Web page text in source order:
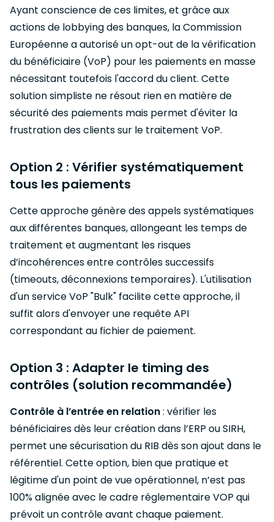
Ayant conscience de ces limites, et grâce aux
actions de lobbying des banques, la Commission
Européenne a autorisé un opt-out de la vérification
du bénéficiaire (VoP) pour les paiements en masse
nécessitant toutefois l'accord du client. Cette
solution simpliste ne résout rien en matière de
sécurité des paiements mais permet d'éviter la
frustration des clients sur le traitement VoP.
Option 2 : Vérifier systématiquement
tous les paiements
Cette approche génère des appels systématiques
aux différentes banques, allongeant les temps de
traitement et augmentant les risques
d’incohérences entre contrôles successifs
(timeouts, déconnexions temporaires). L'utilisation
d'un service VoP "Bulk" facilite cette approche, il
suffit alors d'envoyer une requête API
correspondant au fichier de paiement.
Option 3 : Adapter le timing des
contrôles (solution recommandée)
Contrôle à l’entrée en relation: vérifier les
bénéficiaires dès leur création dans l’ERP ou SIRH,
permet une sécurisation du RIB dès son ajout dans le
référentiel. Cette option, bien que pratique et
légitime d'un point de vue opérationnel, n’est pas
100% alignée avec le cadre réglementaire VOP qui
prévoit un contrôle avant chaque paiement.